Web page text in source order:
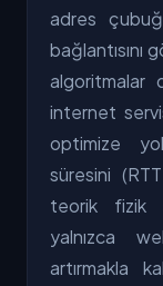
adres
bağlantısını
algoritmalar
internet
optimize
süresini
teorik fizik
yalnızca
artırmakla